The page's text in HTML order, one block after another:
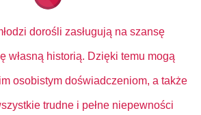
dorośli zasługują na szansę
własną historią. Dzięki temu mogą
osobistym doświadczeniom, a także
trudne i pełne niepewności